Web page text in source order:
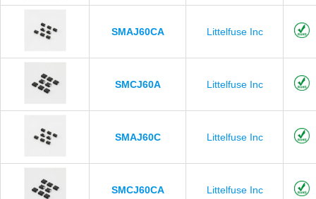
SMAJ60CA Littelfuse Inc
SMCJ60A Littelfuse Inc
SMAJ60C Littelfuse Inc
SMCJ60CA Littelfuse Inc